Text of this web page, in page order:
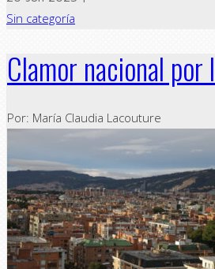
Sin categoría
Clamor nacional por
Por: María Claudia Lacouture